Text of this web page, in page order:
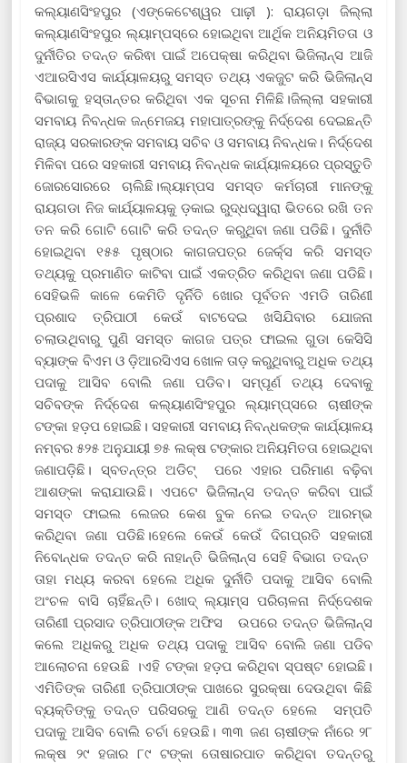
କଲ୍ୟାଣସିଂହପୁର (ଏଙ୍କେଟେଶ୍ୱର ପାଢ଼ୀ ): ରାୟଗଡ଼ା ଜିଲ୍ଲା
କଲ୍ୟାଣସିଂହପୁର ଲ୍ୟାମ୍ପସ୍‌ରେ ହୋଇଥିବା ଆର୍ଥିକ ଅନିୟମିତତା ଓ
ଦୁର୍ନୀତିର ତଦନ୍ତ କରିଵା ପାଇଁ ଅପେକ୍ଷା କରିଥିବା ଭିଜିଲାନ୍ସ ଆଜି
ଏଆରସିଏସ କାର୍ଯ୍ୟାଳୟରୁ ସମସ୍ତ ତଥ୍ୟ ଏକଜୁଟ କରି ଭିଜିଲାନ୍ସ
ବିଭାଗକୁ ହସ୍ତାନ୍ତର କରିଥିବା ଏକ ସୂଚନା ମିଳିଛି।ଜିଲ୍ଲା ସହକାରୀ
ସମବାୟ ନିବନ୍ଧକ ଜନ୍ମେଜୟ ମହାପାତ୍ରଙ୍କୁ ନିର୍ଦ୍ଦେଶ ଦେଇଛନ୍ତି
ରାଜ୍ୟ ସରକାରଙ୍କ ସମବାୟ ସଚିବ ଓ ସମବାୟ ନିବନ୍ଧକ। ନିର୍ଦ୍ଦେଶ
ମିଳିବା ପରେ ସହକାରୀ ସମବାୟ ନିବନ୍ଧକ କାର୍ଯ୍ୟାଳୟରେ ପ୍ରସ୍ତୁତି
ଜୋରସୋରରେ ଚାଲିଛି।ଲ୍ୟାମ୍ପସ ସମସ୍ତ କର୍ମଚାରୀ ମାନଙ୍କୁ
ରାୟଗଡା ନିଜ କାର୍ଯ୍ୟାଳୟକୁ ଡ଼କାଇ ରୁଦ୍ଧଦ୍ୱାରା ଭିତରେ ରଖି ତନ
ତନ କରି ଗୋଟି ଗୋଟି କରି ତଦନ୍ତ କରୁଥିବା ଜଣା ପଡିଛି। ଦୁର୍ନୀତି
ହୋଇଥିବା ୧୫୫ ପୃଷ୍ଠାର କାଗଜପତ୍ର ଜେର୍କ୍ସ କରି ସମସ୍ତ
ତଥ୍ୟକୁ ପ୍ରମାଣିତ କାଟିବା ପାଇଁ ଏକତ୍ରିତ କରିଥିବା ଜଣା ପଡିଛି।
ସେହିଭଳି କାଳେ କେମିତି ଦୃର୍ନିତି ଖୋର ପୂର୍ବତନ ଏମଡି ତାରିଣୀ
ପ୍ରଶାଦ ତ୍ରିପାଠୀ କେଉଁ ବାଟଦେଇ ଖସିଯିବାର ଯୋଜନା
ଚଲାଉଥିବାରୁ ପୁଣି ସମସ୍ତ କାଗଜ ପତ୍ର ଫାଇଲ ଗୁଡା କେସିସି
ବ୍ୟାଙ୍କ ବିଏମ ଓ ଡ଼ିଆରସିଏସ ଖୋଳ ତାଡ଼ କରୁଥିବାରୁ ଅଧିକ ତଥ୍ୟ
ପଦାକୁ ଆସିବ ବୋଲି ଜଣା ପଡିବ। ସମ୍ପୂର୍ଣ ତଥ୍ୟ ଦେବାକୁ
ସଚିବଙ୍କ ନିର୍ଦ୍ଦେଶ କଲ୍ୟାଣସିଂହପୁର ଲ୍ୟାମ୍ପ୍ସରେ ଚାଷୀଙ୍କ
ଟଙ୍କା ହଡ଼ପ ହୋଇଛି। ସହକାରୀ ସମବାୟ ନିବନ୍ଧକଙ୍କ କାର୍ଯ୍ୟାଳୟ
ନମ୍ବର ୫୨୫ ଅନୁଯାୟୀ ୭୫ ଲକ୍ଷ ଟଙ୍କାର ଅନିୟମିତତା ହୋଇଥିବା
ଜଣାପଡ଼ିଛି। ସ୍ବତନ୍ତ୍ର ଅଡିଟ୍ ପରେ ଏହାର ପରିମାଣ ବଢ଼ିବା
ଆଶଙ୍କା କରାଯାଉଛି। ଏପଟେ ଭିଜିଲାନ୍ସ ତଦନ୍ତ କରିବା ପାଇଁ
ସମସ୍ତ ଫାଇଲ ଲେଜର କେଶ ବୁକ ନେଇ ତଦନ୍ତ ଆରମ୍ଭ
କରିଥିବା ଜଣା ପଡିଛି।ହେଲେ କେଉଁ କେଉଁ ଦିଗପ୍ରତି ସହକାରୀ
ନିବୋନ୍ଧକ ତଦନ୍ତ କରି ନାହାନ୍ତି ଭିଜିଲାନ୍ସ ସେହି ବିଭାଗ ତଦନ୍ତ
ତାହା ମଧ୍ୟ କରବା ହେଲେ ଅଧିକ ଦୁର୍ନୀତି ପଦାକୁ ଆସିବ ବୋଲି
ଅଂଚଳ ବାସି ଚାହିଁଛନ୍ତି। ଖୋଦ୍ ଲ୍ୟାମ୍‌ସ ପରିଚାଳନା ନିର୍ଦ୍ଦେଶକ
ତାରିଣୀ ପ୍ରସାଦ ତ୍ରିପାଠୀଙ୍କ ଅଫିସ ଉପରେ ତଦନ୍ତ ଭିଜିଲାନ୍ସ
କଲେ ଅଧିକରୁ ଅଧିକ ତଥ୍ୟ ପଦାକୁ ଆସିବ ବୋଲି ଜଣା ପଡିବ
ଆଲୋଚନା ହେଉଛି ।ଏହି ଟଙ୍କା ହଡ଼ପ କରିଥିବା ସ୍ପଷ୍ଟ ହୋଇଛି।
ଏମିତିଙ୍କ ତାରିଣୀ ତ୍ରିପାଠୀଙ୍କ ପାଖରେ ସୁରକ୍ଷା ଦେଉଥିବା କିଛି
ବ୍ୟକ୍ତିଙ୍କୁ ତଦନ୍ତ ପରିସରକୁ ଆଣି ତଦନ୍ତ ହେଲେ ସମ୍ପତି
ପଦାକୁ ଆସିବ ବୋଲି ଚର୍ଚା ହେଉଛି। ୩୩ ଜଣ ଚାଷୀଙ୍କ ନାଁରେ ୨୮
ଲକ୍ଷ ୨୯ ହଜାର ୮୯ ଟଙ୍କା ତୋଷାରପାତ କରିଥିବା ତଦନ୍ତରୁ